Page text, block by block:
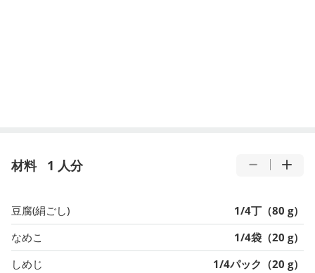
材料 1 人分
豆腐(絹ごし)
1/4丁（80 g）
なめこ
1/4袋（20 g）
しめじ
1/4パック（20 g）